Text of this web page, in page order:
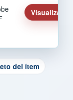
Visualizar/
del ítem